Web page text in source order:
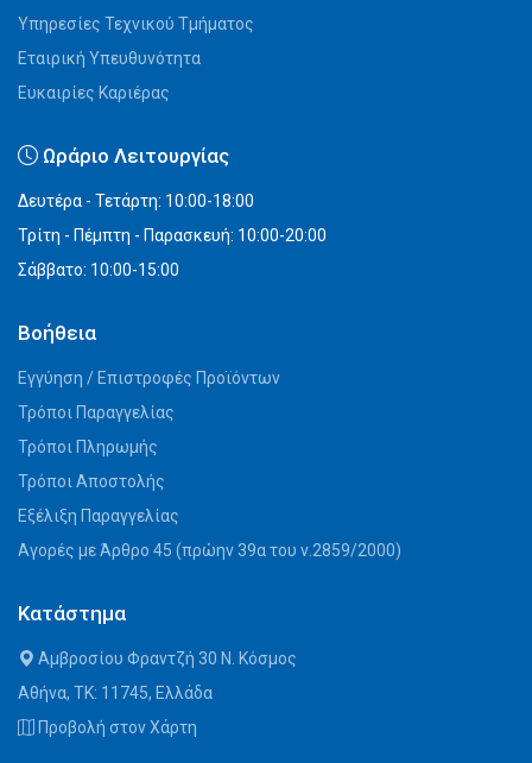
Υπηρεσίες Τεχνικού Τμήματος
Εταιρική Υπευθυνότητα
Ευκαιρίες Καριέρας
Ωράριο Λειτουργίας
Δευτέρα - Τετάρτη: 10:00-18:00
Τρίτη - Πέμπτη - Παρασκευή: 10:00-20:00
Σάββατο: 10:00-15:00
Βοήθεια
Εγγύηση / Επιστροφές Προϊόντων
Τρόποι Παραγγελίας
Τρόποι Πληρωμής
Τρόποι Αποστολής
Εξέλιξη Παραγγελίας
Αγορές με Άρθρο 45 (πρώην 39α του ν.2859/2000)
Κατάστημα
Αμβροσίου Φραντζή 30 Ν. Κόσμος
Αθήνα, ΤΚ: 11745, Ελλάδα
Προβολή στον Χάρτη